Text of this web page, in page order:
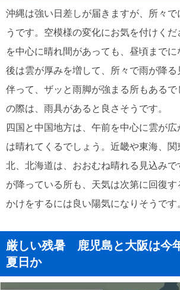
沖縄は強い日差しが届きますが、所々で
うです。空模様の変化にお気を付けく
を中心に晴れ間があっても、昼頃まで
後は雲が厚みを増して、所々で雨が降る
伴って、ザッと雨脚が強まる所もあるで
の際は、雨具があると良さそうです。
四国と中国地方は、午前を中心に雲が
は晴れてくるでしょう。近畿や東海、
北、北海道は、おおむね晴れる見込み
が降っている所も、天気は次第に回復す
かけをするには良い陽気になりそうです
厳しい残暑 鹿児島と大阪は今
夏日か